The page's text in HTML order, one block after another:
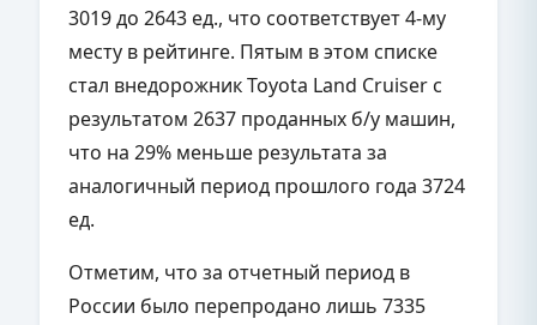
3019 до 2643 ед., что соответствует 4-му
месту в рейтинге. Пятым в этом списке
стал внедорожник Toyota Land Cruiser с
результатом 2637 проданных б/у машин,
что на 29% меньше результата за
аналогичный период прошлого года 3724
ед.
Отметим, что за отчетный период в
России было перепродано лишь 7335